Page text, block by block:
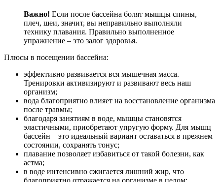
Важно! Если после бассейна болят мышцы спины,
плеч, шеи, значит, вы неправильно выполняли
технику плавания. Правильно выполненное
упражнение – это залог здоровья.
Плюсы в посещении бассейна:
эффективно развивается вся мышечная масса.
Тренировки активизируют и развивают весь наш
организм;
вода благоприятно влияет на восстановление организма
после травмы;
благодаря занятиям в воде, мышцы становятся
эластичными, приобретают упругую форму. Для мышц
бассейн – это идеальный вариант оставаться в прежнем
состоянии, сохранять тонус;
плавание позволяет избавиться от такой болезни, как
астма;
в воде интенсивно сжигается лишний жир, что
благоприятно отражается на организме в целом;